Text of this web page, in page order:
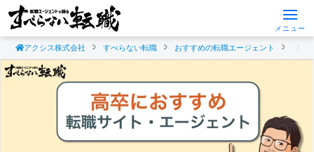
メニュー
アクシス株式会社 すべらない転職 おすすめの転職エージェント